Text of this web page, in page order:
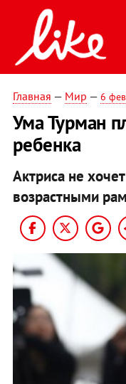
Главная — Мир — 6
Ума Турман
ребенка
Актриса не
возрастными